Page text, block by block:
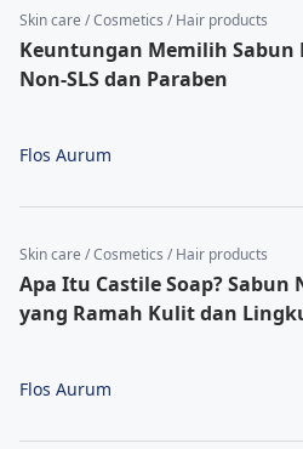
Skin care / Cosmetics / Hair products
Keuntungan Memilih Sabun
Non-SLS dan Paraben
Flos Aurum
Skin care / Cosmetics / Hair products
Apa Itu Castile Soap? Sabun
yang Ramah Kulit dan
Flos Aurum